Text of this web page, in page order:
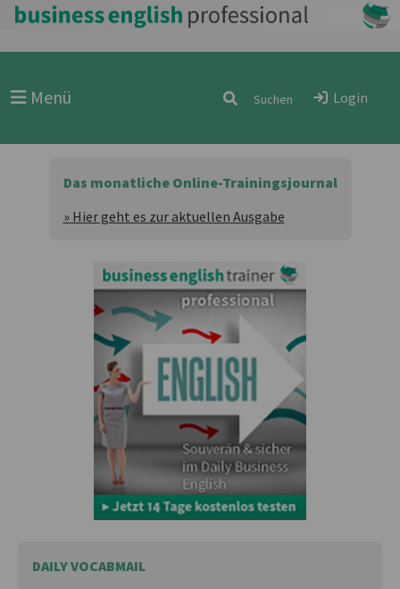
Menü Login
Das monatliche Online-Trainingsjournal
» Hier geht es zur aktuellen Ausgabe
DAILY VOCABMAIL